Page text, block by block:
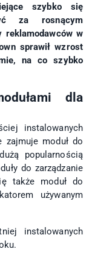
szybko się
za rosnącym
reklamodawców w
sprawił wzrost
na co szybko
dla
instalowanych
zajmuje moduł do
popularnością
do zarządzanie
także moduł do
używanym
instalowanych